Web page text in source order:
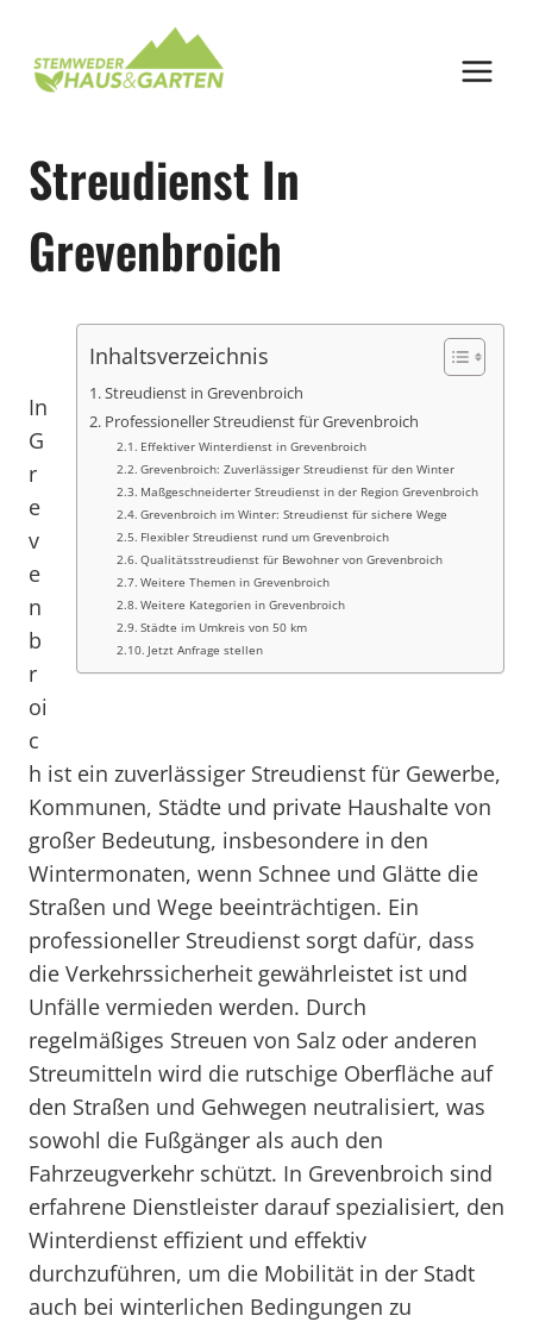
springen
Streudienst In
Grevenbroich
Inhaltsverzeichnis
Streudienst in Grevenbroich
Professioneller Streudienst für Grevenbroich
Effektiver Winterdienst in Grevenbroich
Grevenbroich: Zuverlässiger Streudienst für den Winter
Maßgeschneiderter Streudienst in der Region Grevenbroich
Grevenbroich im Winter: Streudienst für sichere Wege
Flexibler Streudienst rund um Grevenbroich
Qualitätsstreudienst für Bewohner von Grevenbroich
Weitere Themen in Grevenbroich
Weitere Kategorien in Grevenbroich
Städte im Umkreis von 50 km
Jetzt Anfrage stellen
In
G
r
e
v
e
n
b
r
oi
c
h ist ein zuverlässiger Streudienst für Gewerbe,
Kommunen, Städte und private Haushalte von
großer Bedeutung, insbesondere in den
Wintermonaten, wenn Schnee und Glätte die
Straßen und Wege beeinträchtigen. Ein
professioneller Streudienst sorgt dafür, dass
die Verkehrssicherheit gewährleistet ist und
Unfälle vermieden werden. Durch
regelmäßiges Streuen von Salz oder anderen
Streumitteln wird die rutschige Oberfläche auf
den Straßen und Gehwegen neutralisiert, was
sowohl die Fußgänger als auch den
Fahrzeugverkehr schützt. In Grevenbroich sind
erfahrene Dienstleister darauf spezialisiert, den
Winterdienst effizient und effektiv
durchzuführen, um die Mobilität in der Stadt
auch bei winterlichen Bedingungen zu